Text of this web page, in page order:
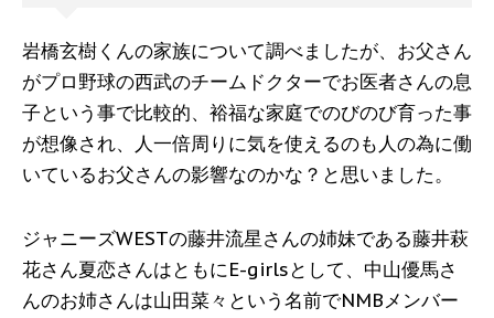
岩橋玄樹くんの家族について調べましたが、お父さん
がプロ野球の西武のチームドクターでお医者さんの息
子という事で比較的、裕福な家庭でのびのび育った事
が想像され、人一倍周りに気を使えるのも人の為に働
いているお父さんの影響なのかな？と思いました。
ジャニーズWESTの藤井流星さんの姉妹である藤井萩
花さん夏恋さんはともにE-girlsとして、中山優馬さ
んのお姉さんは山田菜々という名前でNMBメンバー